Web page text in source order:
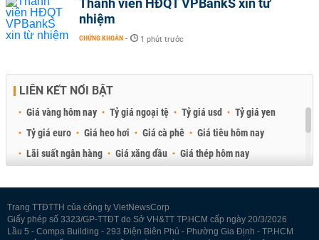
Thành viên HĐQT VPBankS xin từ
nhiệm
CHỨNG KHOÁN - 1 phút trước
LIÊN KẾT NỔI BẬT
Giá vàng hôm nay Tỷ giá ngoại tệ Tỷ giá usd
Tỷ giá yen
Tỷ giá euro
Giá heo hơi Giá cà phê
Giá tiêu hôm nay
Lãi suất ngân hàng
Giá xăng dầu
Giá thép hôm nay
Trang TTĐTTH của công ty VietNewsCorp
Giấy phép số 3323/GP-TTĐT do Sở VH&TT TP.HCM cấp ngày 20/3/2026
Lầu 5 - Compa Building - 293 Điện Biên Phủ - Phường Gia Định - TP.HCM